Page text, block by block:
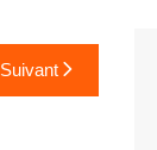
Suivant